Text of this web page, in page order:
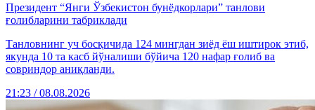
Президент “Янги Ўзбекистон бунёдкорлари” танлови
ғолибларини табриклади
Танловнинг уч босқичида 124 мингдан зиёд ёш иштирок этиб,
якунда 10 та касб йўналиши бўйича 120 нафар ғолиб ва
совриндор аниқланди.
21:23 / 08.08.2026